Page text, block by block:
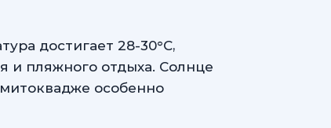
достигает 28-30°C,
и пляжного отдыха. Солнце
особенно